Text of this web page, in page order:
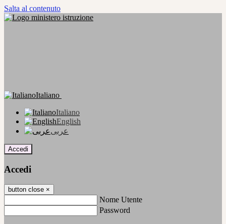
Salta al contenuto
Italiano
Italiano
English
عربى
Accedi
Accedi
button close ×
Nome Utente
Password